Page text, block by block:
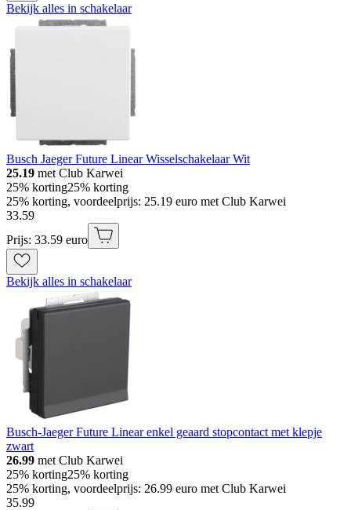
Bekijk alles in schakelaar
Busch Jaeger Future Linear Wisselschakelaar Wit
25.19 met Club Karwei
25% korting25% korting
25% korting, voordeelprijs: 25.19 euro met Club Karwei
33.59
Prijs: 33.59 euro
Bekijk alles in schakelaar
Busch-Jaeger Future Linear enkel geaard stopcontact met klepje
zwart
26.99 met Club Karwei
25% korting25% korting
25% korting, voordeelprijs: 26.99 euro met Club Karwei
35.99